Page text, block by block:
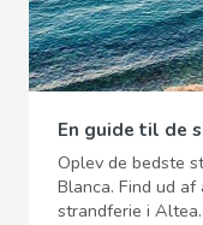
En guide til de
Oplev de bedste
Blanca. Find ud
strandferie i Altea.